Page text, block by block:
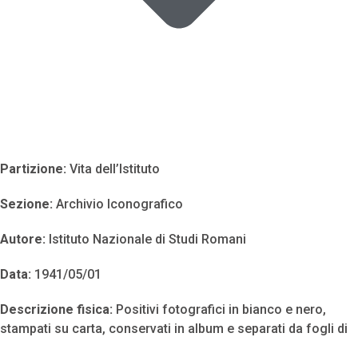
Partizione: Vita dell’Istituto
Sezione: Archivio Iconografico
Autore: Istituto Nazionale di Studi Romani
Data: 1941/05/01
Descrizione fisica: Positivi fotografici in bianco e nero,
stampati su carta, conservati in album e separati da fogli di